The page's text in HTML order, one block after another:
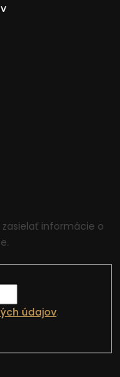
informácie o
údajov.